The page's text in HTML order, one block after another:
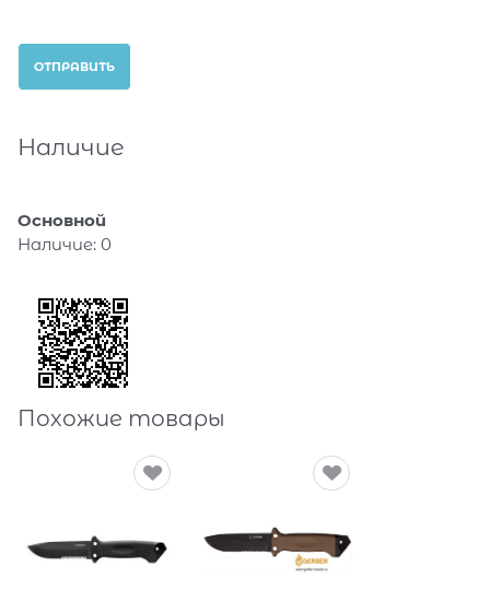
Наличие
Основной
Наличие: 0
Похожие товары